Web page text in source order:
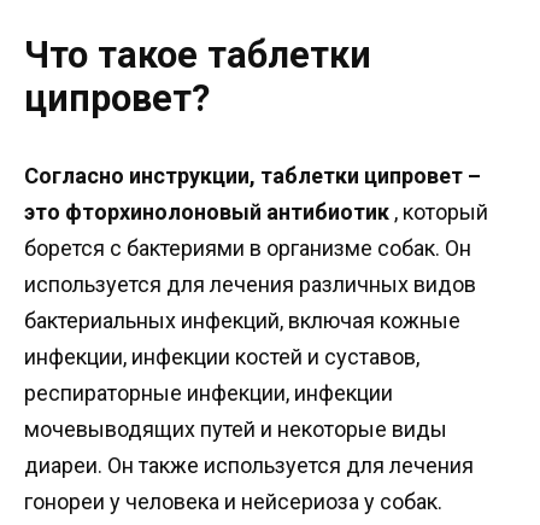
Что такое таблетки
ципровет?
Согласно инструкции, таблетки ципровет –
это фторхинолоновый антибиотик , который
борется с бактериями в организме собак. Он
используется для лечения различных видов
бактериальных инфекций, включая кожные
инфекции, инфекции костей и суставов,
респираторные инфекции, инфекции
мочевыводящих путей и некоторые виды
диареи. Он также используется для лечения
гонореи у человека и нейсериоза у собак.